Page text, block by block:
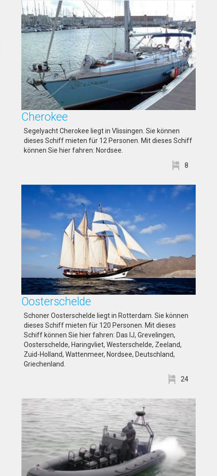
Cherokee
Segelyacht Cherokee liegt in Vlissingen. Sie können
dieses Schiff mieten für 12 Personen. Mit dieses Schiff
können Sie hier fahren: Nordsee.
8
Oosterschelde
Schoner Oosterschelde liegt in Rotterdam. Sie können
dieses Schiff mieten für 120 Personen. Mit dieses
Schiff können Sie hier fahren: Das IJ, Grevelingen,
Oosterschelde, Haringvliet, Westerschelde, Zeeland,
Zuid-Holland, Wattenmeer, Nordsee, Deutschland,
Griechenland.
24